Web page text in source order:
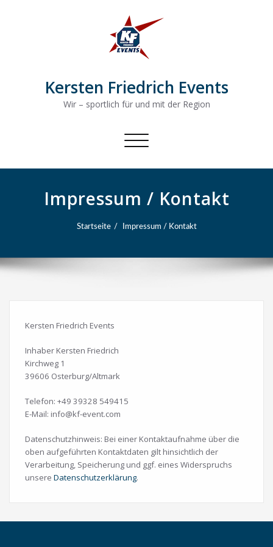
Kersten Friedrich Events
Wir – sportlich für und mit der Region
Schalte
Impressum / Kontakt
Startseite Impressum / Kontakt
Kersten Friedrich Events
Inhaber Kersten Friedrich
Kirchweg 1
39606 Osterburg/Altmark
Telefon: +49 39328 549415
E-Mail: info@kf-event.com
Datenschutzhinweis: Bei einer Kontaktaufnahme über die
oben aufgeführten Kontaktdaten gilt hinsichtlich der
Verarbeitung, Speicherung und ggf. eines Widerspruchs
unsere Datenschutzerklärung.